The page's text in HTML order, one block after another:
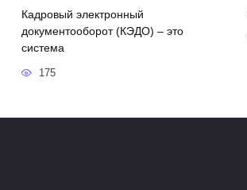
Кадровый электронный
документооборот (КЭДО) – это
система
175